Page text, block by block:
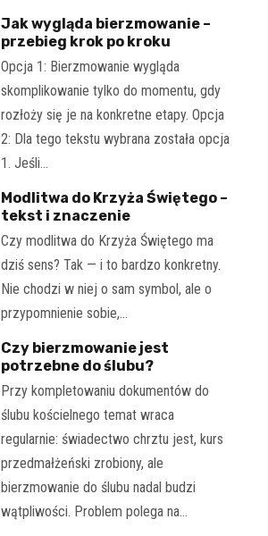
Jak wygląda bierzmowanie –
przebieg krok po kroku
Opcja 1: Bierzmowanie wygląda
skomplikowanie tylko do momentu, gdy
rozłoży się je na konkretne etapy. Opcja
2: Dla tego tekstu wybrana została opcja
1. Jeśli…
Modlitwa do Krzyża Świętego –
tekst i znaczenie
Czy modlitwa do Krzyża Świętego ma
dziś sens? Tak — i to bardzo konkretny.
Nie chodzi w niej o sam symbol, ale o
przypomnienie sobie,…
Czy bierzmowanie jest
potrzebne do ślubu?
Przy kompletowaniu dokumentów do
ślubu kościelnego temat wraca
regularnie: świadectwo chrztu jest, kurs
przedmałżeński zrobiony, ale
bierzmowanie do ślubu nadal budzi
wątpliwości. Problem polega na…